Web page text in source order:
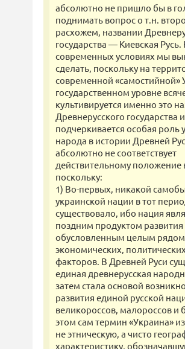
абсолютно не пришло бы в
поднимать вопрос о т.н.
расхожем, названии
государства — Киевская Русь.
современных условиях мы
сделать, поскольку на
современной «самостийной»
государственном уровне
культивируется именно это
Древнерусского государства и
подчеркивается особая роль
народа в истории Древней
абсолютно не соответствует
действительному положение
поскольку:
1) Во-первых, никакой
украинской нации в тот
существовало, ибо нация
поздним продуктом развития
обусловленным целым
экономических,
факторов. В Древней Руси
единая древнерусская
затем стала основой
развития единой русской
великороссов, малороссов и
этом сам термин «Украина»
не этническую, а чисто
характеристику,